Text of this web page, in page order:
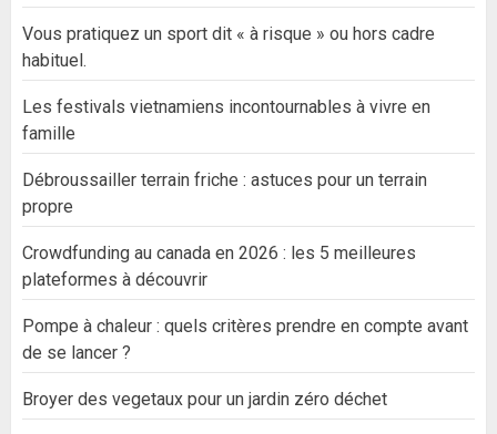
Vous pratiquez un sport dit « à risque » ou hors cadre
habituel.
Les festivals vietnamiens incontournables à vivre en
famille
Débroussailler terrain friche : astuces pour un terrain
propre
Crowdfunding au canada en 2026 : les 5 meilleures
plateformes à découvrir
Pompe à chaleur : quels critères prendre en compte avant
de se lancer ?
Broyer des vegetaux pour un jardin zéro déchet